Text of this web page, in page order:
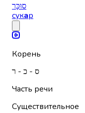
סוּכָּר
сукар
Корень
ס - כ - ר
Часть речи
Существительное